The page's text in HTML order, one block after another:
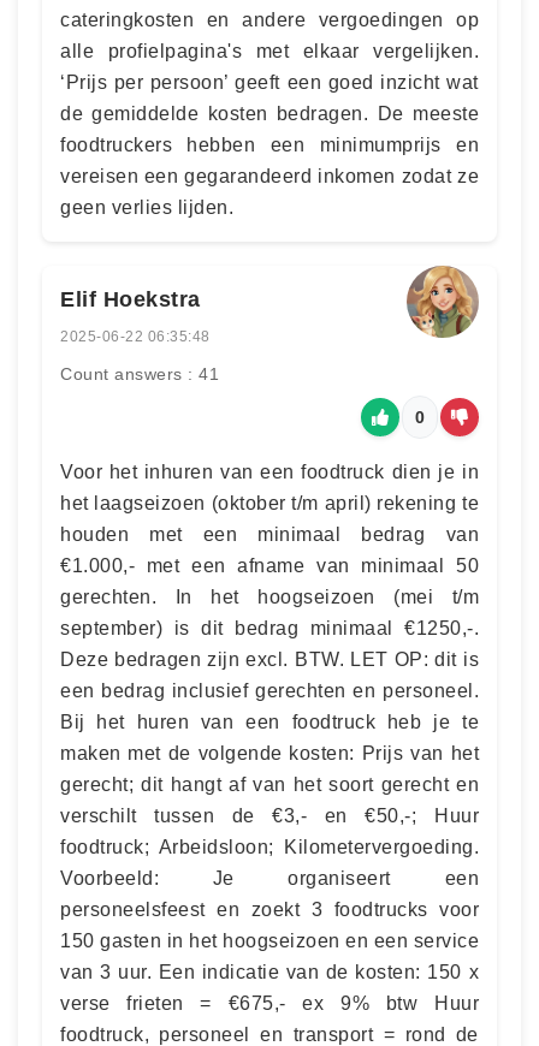
cateringkosten en andere vergoedingen op
alle profielpagina's met elkaar vergelijken.
‘Prijs per persoon’ geeft een goed inzicht wat
de gemiddelde kosten bedragen. De meeste
foodtruckers hebben een minimumprijs en
vereisen een gegarandeerd inkomen zodat ze
geen verlies lijden.
Elif Hoekstra
2025-06-22 06:35:48
Count answers : 41
0
Voor het inhuren van een foodtruck dien je in
het laagseizoen (oktober t/m april) rekening te
houden met een minimaal bedrag van
€1.000,- met een afname van minimaal 50
gerechten. In het hoogseizoen (mei t/m
september) is dit bedrag minimaal €1250,-.
Deze bedragen zijn excl. BTW. LET OP: dit is
een bedrag inclusief gerechten en personeel.
Bij het huren van een foodtruck heb je te
maken met de volgende kosten: Prijs van het
gerecht; dit hangt af van het soort gerecht en
verschilt tussen de €3,- en €50,-; Huur
foodtruck; Arbeidsloon; Kilometervergoeding.
Voorbeeld: Je organiseert een
personeelsfeest en zoekt 3 foodtrucks voor
150 gasten in het hoogseizoen en een service
van 3 uur. Een indicatie van de kosten: 150 x
verse frieten = €675,- ex 9% btw Huur
foodtruck, personeel en transport = rond de